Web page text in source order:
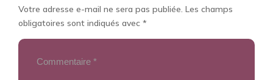
Votre adresse e-mail ne sera pas publiée. Les champs
obligatoires sont indiqués avec *